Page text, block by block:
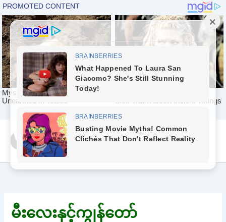
content
Yeah Celeb [အပြာ
မီးလေးနှင့်ကျွန်တော်